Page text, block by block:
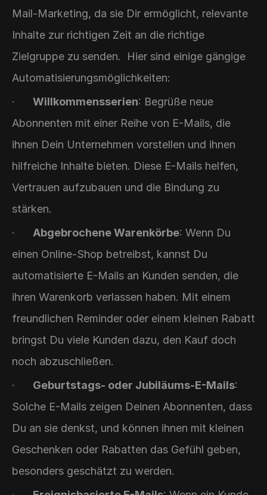
Mail-Marketing, da sie Dir ermöglicht, relevante
Inhalte zur richtigen Zeit an die richtige
Zielgruppe zu senden.  Hier sind einige gängige
Automatisierungsmöglichkeiten:
· Willkommensserien: Begrüße neue
Abonnenten mit einer Reihe von E-Mails, die
ihnen Dein Unternehmen vorstellen und ihnen
hilfreiche Inhalte bieten. Diese E-Mails helfen,
Vertrauen aufzubauen und die Bindung zu
stärken.
· Abgebrochene Warenkörbe: Wenn Du
einen Online-Shop betreibst, kannst Du
automatisierte E-Mails an Kunden senden, die
ihren Warenkorb verlassen haben. Mit einem
freundlichen Reminder oder einem kleinen Rabatt
bringst Du viele Kunden dazu, den Kauf doch
noch abzuschließen.
· Geburtstags- oder Jubiläums-E-Mails:
Solche E-Mails zeigen Deinen Abonnenten, dass
Du an sie denkst, und können ihnen mit kleinen
Geschenken oder Rabatten das Gefühl geben,
besonders geschätzt zu werden.